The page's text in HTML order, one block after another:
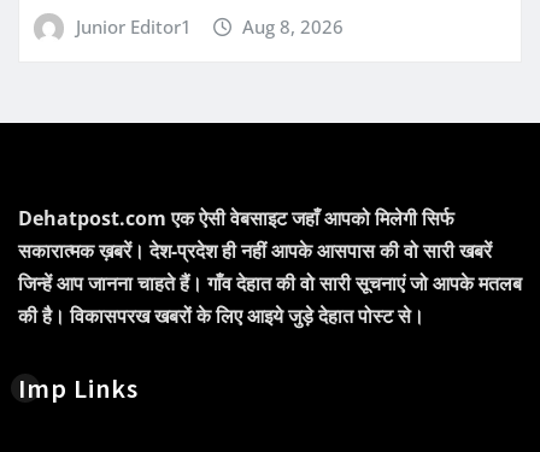
Junior Editor1 Aug 8, 2026
Dehatpost.com एक ऐसी वेबसाइट जहाँ आपको मिलेगी सिर्फ
सकारात्मक ख़बरें। देश-प्रदेश ही नहीं आपके आसपास की वो सारी खबरें
जिन्हें आप जानना चाहते हैं। गाँव देहात की वो सारी सूचनाएं जो आपके मतलब
की है। विकासपरख खबरों के लिए आइये जुड़े देहात पोस्ट से।
Imp Links